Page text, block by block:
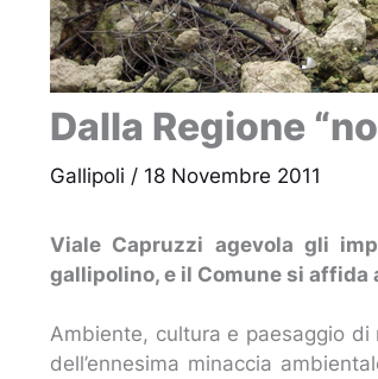
Dalla Regione
Gallipoli / 18 Novembre 2011
Viale Capruzzi agevola gli
gallipolino, e il Comune si affida
Ambiente, cultura e paesaggio
dell’ennesima minaccia